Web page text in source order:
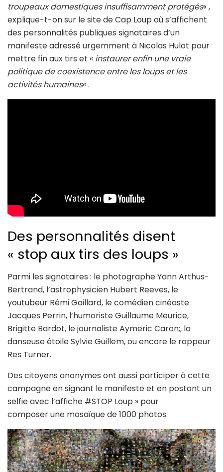
troupeaux domestiques insuffisamment protégés« ,
explique-t-on sur le site de Cap Loup où s’affichent
des personnalités publiques signataires d’un
manifeste adressé urgemment à Nicolas Hulot pour
mettre fin aux tirs et « instaurer enfin une vraie
politique de coexistence entre les loups et les
activités humaines« .
Des personnalités disent
« stop aux tirs des loups »
Parmi les signataires : le photographe Yann Arthus-
Bertrand, l’astrophysicien Hubert Reeves, le
youtubeur Rémi Gaillard, le comédien cinéaste
Jacques Perrin, l’humoriste Guillaume Meurice,
Brigitte Bardot, le journaliste Aymeric Caron;, la
danseuse étoile Sylvie Guillem, ou encore le rappeur
Res Turner.
Des citoyens anonymes ont aussi participer à cette
campagne en signant le manifeste et en postant un
selfie avec l’affiche #STOP Loup » pour
composer une mosaïque de 1000 photos.